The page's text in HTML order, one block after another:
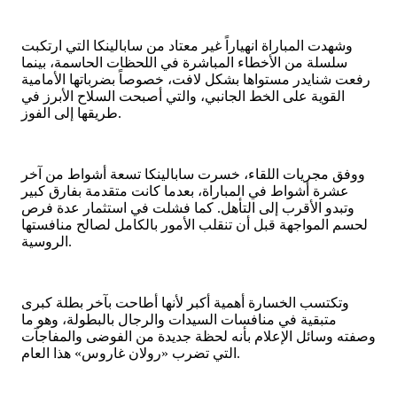
وشهدت المباراة انهياراً غير معتاد من سابالينكا التي ارتكبت
سلسلة من الأخطاء المباشرة في اللحظات الحاسمة، بينما
رفعت شنايدر مستواها بشكل لافت، خصوصاً بضرباتها الأمامية
القوية على الخط الجانبي، والتي أصبحت السلاح الأبرز في
طريقها إلى الفوز.
ووفق مجريات اللقاء، خسرت سابالينكا تسعة أشواط من آخر
عشرة أشواط في المباراة، بعدما كانت متقدمة بفارق كبير
وتبدو الأقرب إلى التأهل. كما فشلت في استثمار عدة فرص
لحسم المواجهة قبل أن تنقلب الأمور بالكامل لصالح منافستها
الروسية.
وتكتسب الخسارة أهمية أكبر لأنها أطاحت بآخر بطلة كبرى
متبقية في منافسات السيدات والرجال بالبطولة، وهو ما
وصفته وسائل الإعلام بأنه لحظة جديدة من الفوضى والمفاجآت
التي تضرب «رولان غاروس» هذا العام.